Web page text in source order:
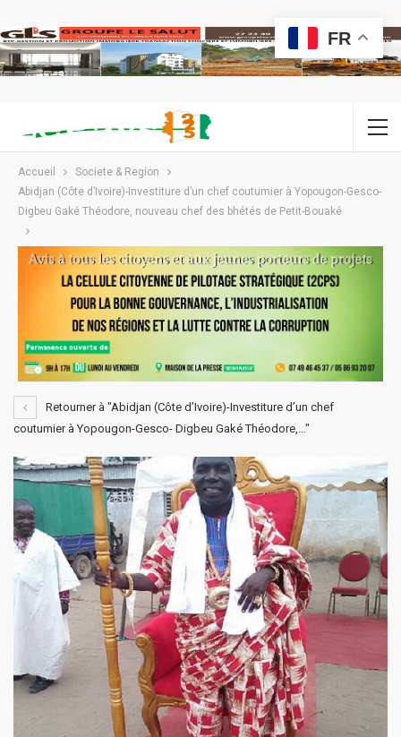
Accueil
Societe & Region
Abidjan (Côte d’Ivoire)-Investiture d’un chef coutumier à Yopougon-Gesco-
Digbeu Gaké Théodore, nouveau chef des bhétés de Petit-Bouaké
Retourner à "Abidjan (Côte d’Ivoire)-Investiture d’un chef
coutumier à Yopougon-Gesco- Digbeu Gaké Théodore,…"
FR